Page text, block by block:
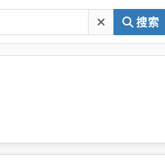
搜索